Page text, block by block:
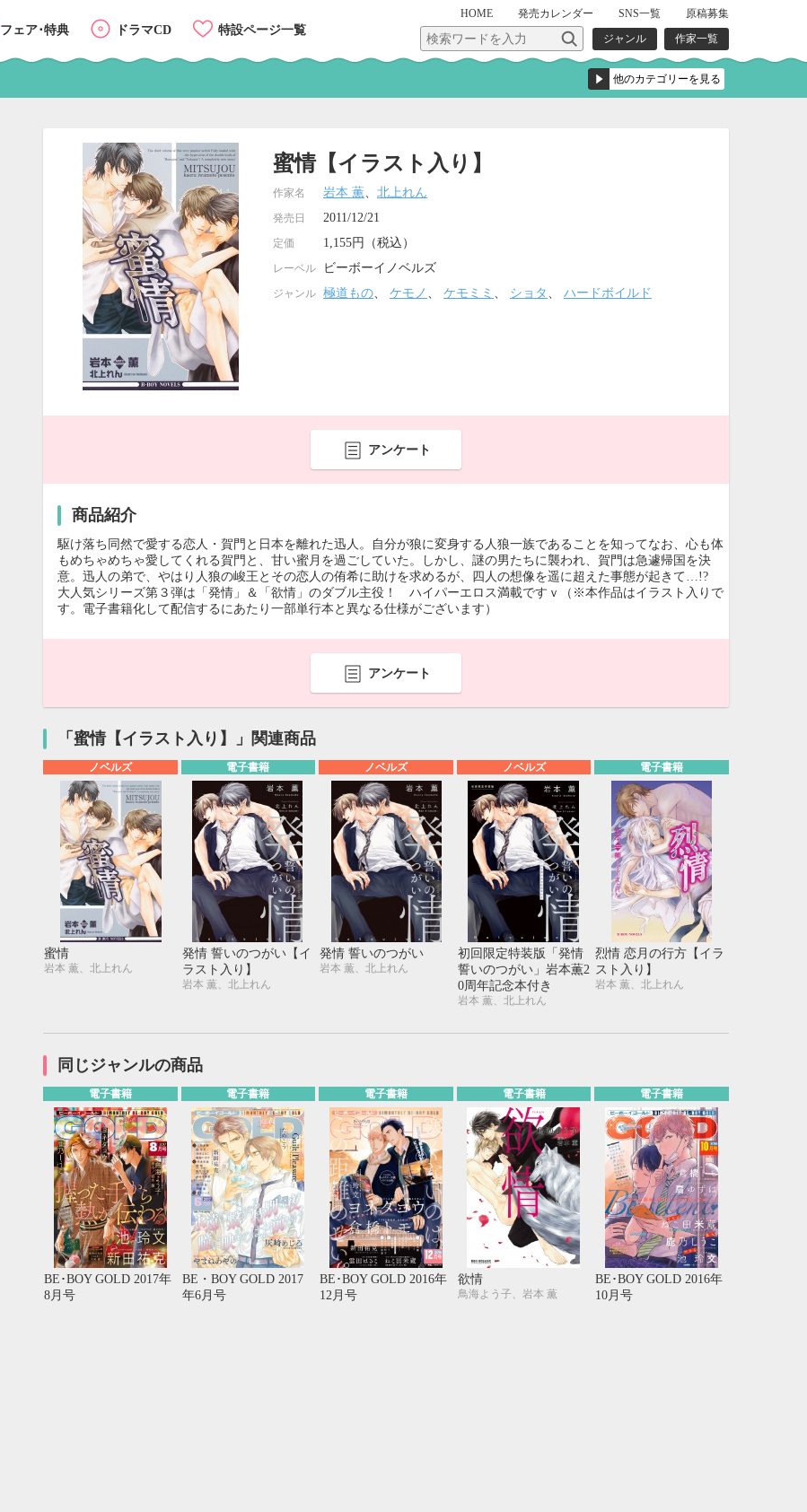
HOME 発売カレンダー SNS一覧
原稿募集
ジャンル
作家一覧
フェア･特典 ドラマCD 特設ページ一覧
蜜情【イラスト入り】
作家名 岩本 薫、 北上れん
発売日 2011/12/21
定価 1,155円（税込）
レーベル ビーボーイノベルズ
ジャンル 極道もの、 ケモノ 、 ケモミミ 、 ショタ 、 ハードボイルド
アンケート
商品紹介
駆け落ち同然で愛する恋人・賀門と日本を離れた迅人。自分が狼に変身する人狼一族であることを知ってなお、心も体
もめちゃめちゃ愛してくれる賀門と、甘い蜜月を過ごしていた。しかし、謎の男たちに襲われ、賀門は急遽帰国を決
意。迅人の弟で、やはり人狼の峻王とその恋人の侑希に助けを求めるが、四人の想像を遥に超えた事態が起きて…!?
大人気シリーズ第３弾は「発情」＆「欲情」のダブル主役！ ハイパーエロス満載ですｖ（※本作品はイラスト入りで
す。電子書籍化して配信するにあたり一部単行本と異なる仕様がございます）
アンケート
「蜜情【イラスト入り】」関連商品
ノベルズ
蜜情
岩本 薫、北上れん
電子書籍
発情 誓いのつがい【イ
ラスト入り】
岩本 薫、北上れん
ノベルズ
発情 誓いのつがい
岩本 薫、北上れん
ノベルズ
初回限定特装版「発情
誓いのつがい」岩本薫2
0周年記念本付き
岩本 薫、北上れん
電子書籍
烈情 恋月の行方【イラ
スト入り】
岩本 薫、北上れん
同じジャンルの商品
電子書籍
BE･BOY GOLD 2017年
8月号
電子書籍
BE・BOY GOLD 2017
年6月号
電子書籍
BE･BOY GOLD 2016年
12月号
電子書籍
欲情
鳥海よう子、岩本 薫
電子書籍
BE･BOY GOLD 2016年
10月号
9月
MON TUE WED THU FRI SAT
1 2 3 4
5
8 9 10 11
12
15 16 17 18
19
22 23 24 25
26
29 30
10月
SUN MON TUE WED THU FRI SAT
1 2
3
4
5 6 7 8 9
10
11
12 13 14 16
17
18
19 20 21 22 23
24
25
26 27 28 30 31